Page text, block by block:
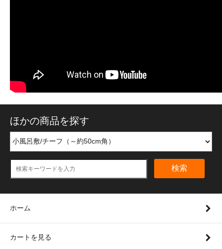
ほかの商品を探す
検索
ホーム
カートを見る